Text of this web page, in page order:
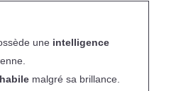
une intelligence
malgré sa brillance.